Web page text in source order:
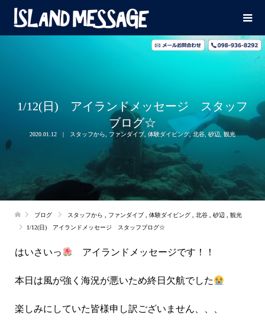
1/12(日) アイランドメッセージ スタッフ
ブログ☆
2020.01.12 スタッフから ファンダイブ 体験ダイビング,北谷 砂辺 観光
ブログ スタッフから ファンダイブ 体験ダイビング 北谷 砂辺
観光
1/12(日) アイランドメッセージ スタッフブログ☆
はいさいっ アイランドメッセージです！！
本日は風が強く海況が悪いため終日欠航でした
楽しみにしていた皆様申し訳ございません、、、